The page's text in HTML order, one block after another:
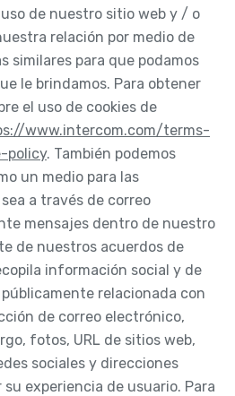
de nuestro sitio web y / o
relación por medio de
similares para que podamos
le brindamos. Para obtener
el uso de cookies de
www.intercom.com/terms-
policy. También podemos
un medio para las
a través de correo
mensajes dentro de nuestro
de nuestros acuerdos de
información social y de
relacionada con
de correo electrónico,
fotos, URL de sitios web,
sociales y direcciones
experiencia de usuario. Para